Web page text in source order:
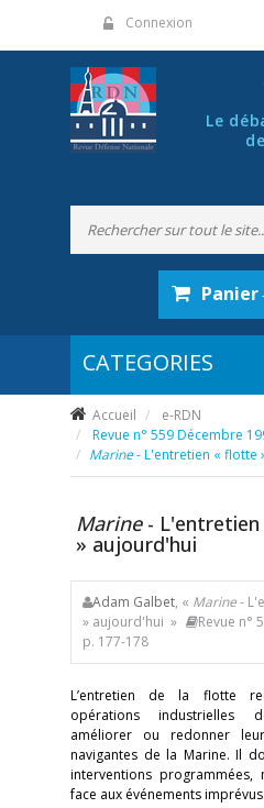
Connexion
Le
Panier
Accueil
e-RDN
Revue n° 559 Décembre
Marine- L'entretien « flotte
Marine -
» aujourd'hui
Adam Galbet, « Marine-
» aujourd'hui »
Revue n°
p. 177-178
L’entretien de la flotte
opérations industrielles
améliorer ou redonner
navigantes de la Marine. Il
interventions
face aux événements imprévus.